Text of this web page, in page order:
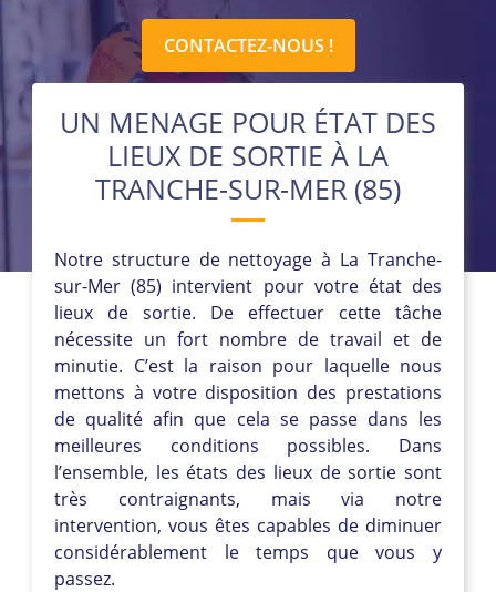
CONTACTEZ-NOUS !
UN MENAGE POUR ÉTAT DES
LIEUX DE SORTIE À LA
TRANCHE-SUR-MER (85)
Notre structure de nettoyage à La Tranche-
sur-Mer (85) intervient pour votre état des
lieux de sortie. De effectuer cette tâche
nécessite un fort nombre de travail et de
minutie. C’est la raison pour laquelle nous
mettons à votre disposition des prestations
de qualité afin que cela se passe dans les
meilleures conditions possibles. Dans
l’ensemble, les états des lieux de sortie sont
très contraignants, mais via notre
intervention, vous êtes capables de diminuer
considérablement le temps que vous y
passez.